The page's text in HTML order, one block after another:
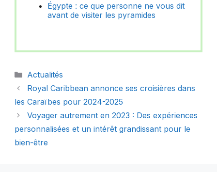
Égypte : ce que personne ne vous dit
avant de visiter les pyramides
Catégories
Actualités
Royal Caribbean annonce ses croisières dans
les Caraïbes pour 2024-2025
Voyager autrement en 2023 : Des expériences
personnalisées et un intérêt grandissant pour le
bien-être